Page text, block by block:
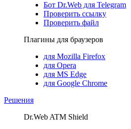
Бот Dr.Web для Telegram
Проверить ссылку
Проверить файл
Плагины для браузеров
для Mozilla Firefox
для Opera
для MS Edge
для Google Chrome
Решения
Dr.Web ATM Shield